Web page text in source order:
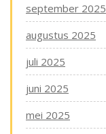
september 2025
augustus 2025
juli 2025
juni 2025
mei 2025